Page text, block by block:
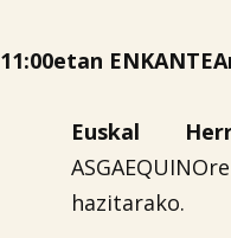
11:00etan
Euskal
hazitarako.